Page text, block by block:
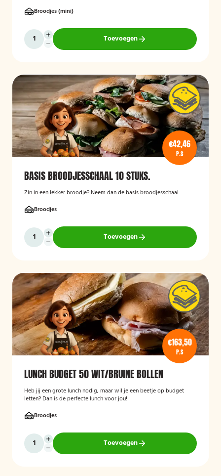
Broodjes (mini)
Toevoegen
€42,46
P.S
BASIS BROODJESSCHAAL 10 STUKS.
Zin in een lekker broodje? Neem dan de basis broodjesschaal.
Broodjes
Toevoegen
€163,50
P.S
LUNCH BUDGET 50 WIT/BRUINE BOLLEN
Heb jij een grote lunch nodig, maar wil je een beetje op budget
letten? Dan is de perfecte lunch voor jou!
Broodjes
Toevoegen